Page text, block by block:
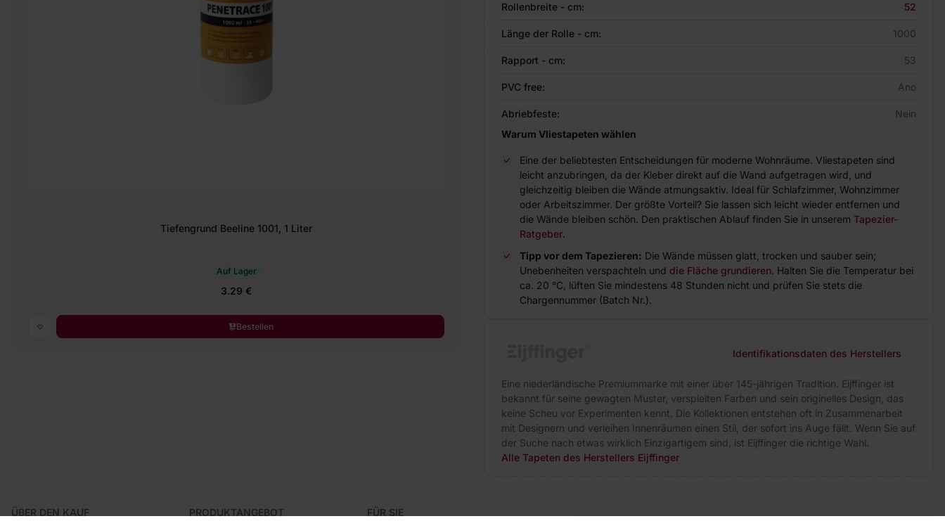
Rollenbreite - cm: 52
Länge der Rolle - cm: 1000
Rapport - cm: 53
PVC free: Ano
Abriebfeste:
Nein
Warum Vliestapeten wählen
Eine der beliebtesten Entscheidungen für moderne Wohnräume. Vliestapeten sind
leicht anzubringen, da der Kleber direkt auf die Wand aufgetragen wird, und
gleichzeitig bleiben die Wände atmungsaktiv. Ideal für Schlafzimmer, Wohnzimmer
oder Arbeitszimmer. Der größte Vorteil? Sie lassen sich leicht wieder entfernen und
die Wände bleiben schön. Den praktischen Ablauf finden Sie in unserem Tapezier-
Ratgeber.
Tipp vor dem Tapezieren: Die Wände müssen glatt, trocken und sauber sein;
Unebenheiten verspachteln und die Fläche grundieren. Halten Sie die Temperatur bei
ca. 20 °C, lüften Sie mindestens 48 Stunden nicht und prüfen Sie stets die
Chargennummer (Batch Nr.).
Identifikationsdaten des Herstellers
Eine niederländische Premiummarke mit einer über 145-jährigen Tradition. Eijffinger ist
bekannt für seine gewagten Muster, verspielten Farben und sein originelles Design, das
keine Scheu vor Experimenten kennt. Die Kollektionen entstehen oft in Zusammenarbeit
mit Designern und verleihen Innenräumen einen Stil, der sofort ins Auge fällt. Wenn Sie auf
der Suche nach etwas wirklich Einzigartigem sind, ist Eijffinger die richtige Wahl.
Alle Tapeten des Herstellers Eijffinger
Tiefengrund Beeline 1001, 1 Liter
Auf Lager
3.29 €
Bestellen
ÜBER DEN KAUF
PRODUKTANGEBOT
FÜR SIE